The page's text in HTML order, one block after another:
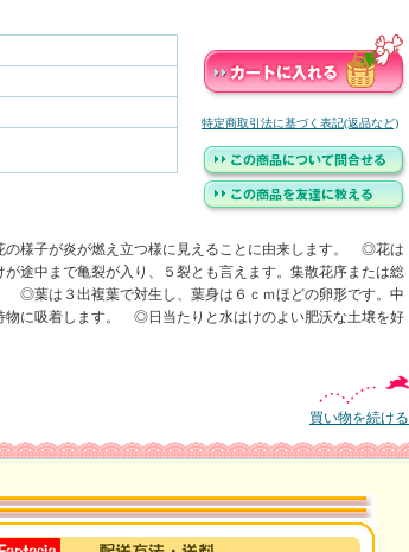
特定商取引法に基づく表記(返品など)
様子が炎が燃え立つ様に見えることに由来します。 ◎花は
途中まで亀裂が入り、５裂とも言えます。集散花序または総
◎葉は３出複葉で対生し、葉身は６ｃｍほどの卵形です。中
物に吸着します。 ◎日当たりと水はけのよい肥沃な土壌を好
買い物を続ける